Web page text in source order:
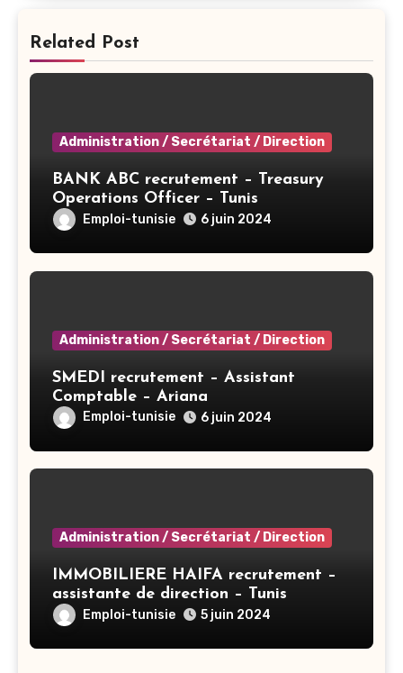
Related Post
Administration / Secrétariat / Direction
BANK ABC recrutement – Treasury
Operations Officer – Tunis
Emploi-tunisie 6 juin 2024
Administration / Secrétariat / Direction
SMEDI recrutement – Assistant
Comptable – Ariana
Emploi-tunisie 6 juin 2024
Administration / Secrétariat / Direction
IMMOBILIERE HAIFA recrutement –
assistante de direction – Tunis
Emploi-tunisie 5 juin 2024